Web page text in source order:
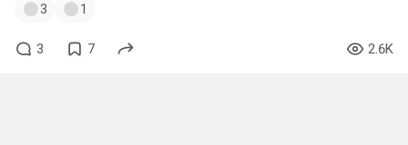
3 1
3 7 2.6K